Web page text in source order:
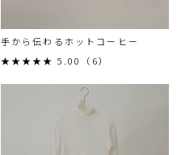
手から伝わるホットコーヒー
★★★★★ 5.00（6）